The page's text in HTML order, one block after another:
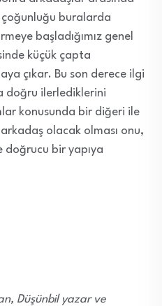
buralarda
başladığımız genel
küçük çapta
çıkar. Bu son derece ilgi
doğru ilerlediklerini
konusunda bir diğeri ile
olacak olması onu,
doğrucu bir yapıya
Düşünbil yazar ve